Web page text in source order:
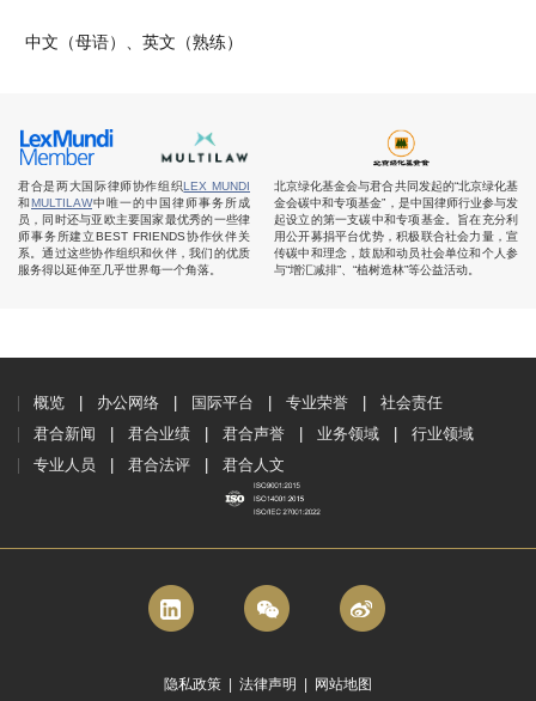
中文（母语）、英文（熟练）
君合是两大国际律师协作组织LEX MUNDI
和MULTILAW中唯一的中国律师事务所成
员，同时还与亚欧主要国家最优秀的一些律
师事务所建立BEST FRIENDS协作伙伴关
系。通过这些协作组织和伙伴，我们的优质
服务得以延伸至几乎世界每一个角落。
北京绿化基金会与君合共同发起的“北京绿化基
金会碳中和专项基金”，是中国律师行业参与发
起设立的第一支碳中和专项基金。旨在充分利
用公开募捐平台优势，积极联合社会力量，宣
传碳中和理念，鼓励和动员社会单位和个人参
与“增汇减排”、“植树造林”等公益活动。
概览 办公网络 国际平台 专业荣誉
社会责任
君合新闻
君合业绩 君合声誉 业务领域
行业领域
专业人员
君合法评 君合人文
隐私政策 法律声明 网站地图